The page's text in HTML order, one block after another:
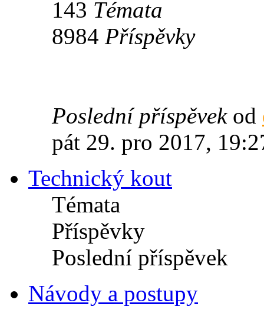
143 Témata
8984 Příspěvky
Poslední příspěvekod
pát 29. pro 2017,
Technický kout
Témata
Příspěvky
Poslední příspěvek
Návody a postupy